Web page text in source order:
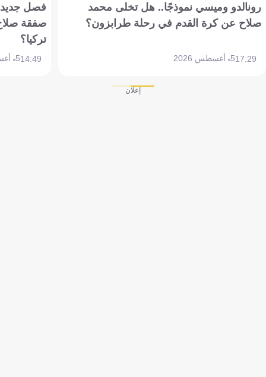
رونالدو وميسي نموذجًا.. هل تخلى محمد
صلاح عن كرة القدم في رحلة طرابزون؟
17:295 أغسطس 2026
فصل جديد
صفقة
تركيا؟
14:495 أغسطس 2026
إعلان